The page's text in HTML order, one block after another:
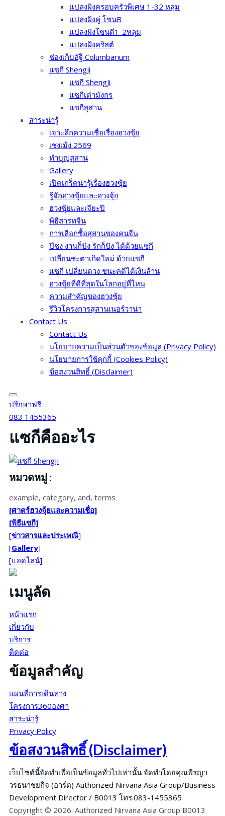
แปลงฝังครอบครัวพิเศษ 1-32 หลุม
แปลงฝัง​คู่ โซนB
แปลงฝังโซนดี1-2หลุม
แปลงฝังคริสต์
ช่องเก็บอัฐิ Columbarium
แซกี ShengJi
แซกี ShengJi
แซกีเต่ามังกร
แซกีสุสาน
สาระน่ารู้
เจาะลึกความเชื่อเรื่องฮวงซุ้ย
เชงเม้ง 2569
ทำบุญสุสาน
Gallery
เปิดเกร็ดน่ารู้เรื่องฮวงซุ้ย
รู้จักฮวงซุ้ยและฮวงจุ้ย
ฮวงซุ้ยและเจียะปี
พิธีสารทจีน
การเลือกซื้อสุสานของคนจีน
ปีชง งานก็ปัง รักก็ปัง ได้ด้วยแซกี
เปลี่ยนชะตาเกิดใหม่ ด้วยแซกี
แซกี เปลี่ยนดวง ชนะคดีได้เงินล้าน
ฮวงซุ้ยที่ดีที่สุดในโลกอยู่ที่ไหน
ความสำคัญของฮวงซุ้ย
รีวิวโครงการสุสานเนอร์วาน่า
Contact Us
Contact Us
นโยบายความเป็นส่วนตัวของข้อมูล (Privacy Policy)
นโยบายการใช้คุกกี้ (Cookies Policy)
ข้อสงวนสิทธิ์ (Disclaimer)
ปรึกษาฟรี
083 1455365
แซกีคืออะไร
หมวดหมู่ :
example, category, and, terms
[ศาตร์ฮวงจุ้ยและความเชื่อ]
[พิธีแซกี]
[ข่าวสารและประเพณี]
[Gallery]
[แอดไลน์]
เมนูลัด
หน้าแรก
เกี่ยวกับ
บริการ
ติดต่อ
ข้อมูลสำคัญ
แผนที่การเดินทาง
โครงการ360องศา
สาระน่ารู้
Privacy Policy
ข้อสงวนสิทธิ์ (Disclaimer)
เว็บไซต์นี้จัดทำเพื่อเป็นข้อมูลทั่วไปเท่านั้น จัดทำโดยคุณพีรญา
วรธนาชยกิจ (อาร์ต) Authorized Nirvana Asia Group/Business
Development Director / B0013 โทร.083-1455365
Copyright © 2026. Authorized Nirvana Asia Group B0013